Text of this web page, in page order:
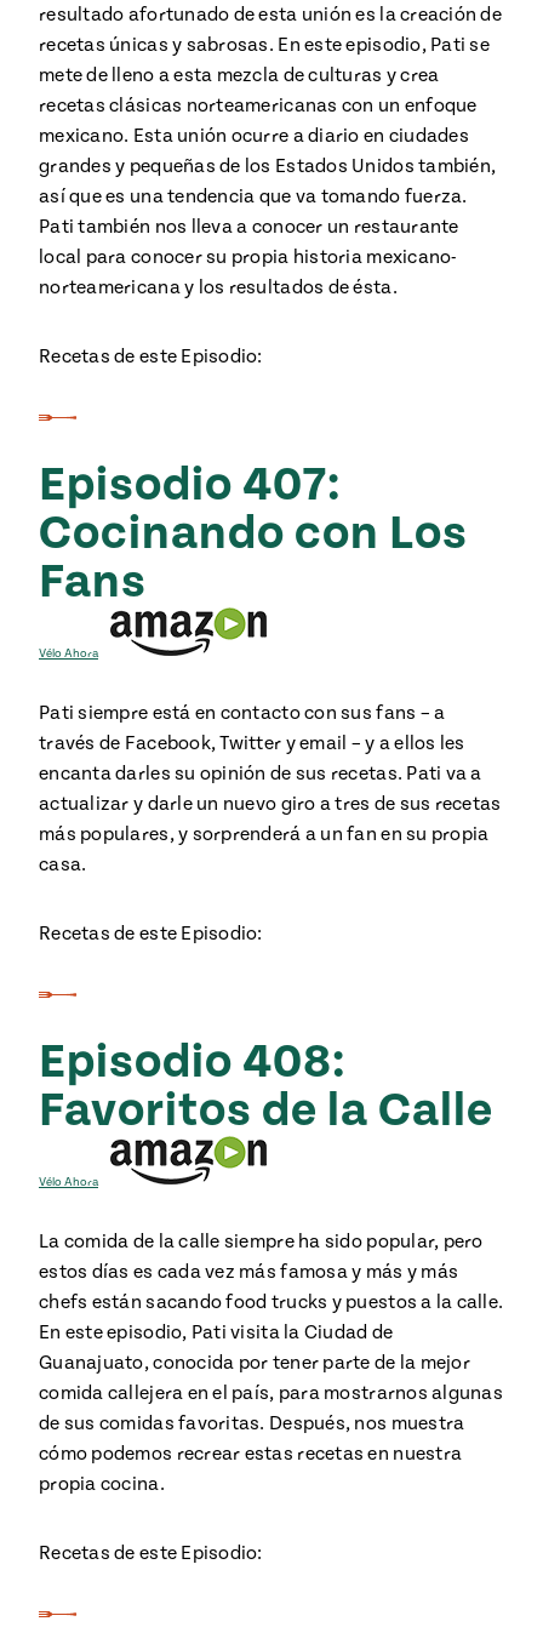
resultado afortunado de esta unión es la creación de
recetas únicas y sabrosas. En este episodio, Pati se
mete de lleno a esta mezcla de culturas y crea
recetas clásicas norteamericanas con un enfoque
mexicano. Esta unión ocurre a diario en ciudades
grandes y pequeñas de los Estados Unidos también,
así que es una tendencia que va tomando fuerza.
Pati también nos lleva a conocer un restaurante
local para conocer su propia historia mexicano-
norteamericana y los resultados de ésta.
Recetas de este Episodio:
Episodio 407:
Cocinando con Los
Fans
Vélo Ahora
Pati siempre está en contacto con sus fans – a
través de Facebook, Twitter y email – y a ellos les
encanta darles su opinión de sus recetas. Pati va a
actualizar y darle un nuevo giro a tres de sus recetas
más populares, y sorprenderá a un fan en su propia
casa.
Recetas de este Episodio:
Episodio 408:
Favoritos de la Calle
Vélo Ahora
La comida de la calle siempre ha sido popular, pero
estos días es cada vez más famosa y más y más
chefs están sacando food trucks y puestos a la calle.
En este episodio, Pati visita la Ciudad de
Guanajuato, conocida por tener parte de la mejor
comida callejera en el país, para mostrarnos algunas
de sus comidas favoritas. Después, nos muestra
cómo podemos recrear estas recetas en nuestra
propia cocina.
Recetas de este Episodio: